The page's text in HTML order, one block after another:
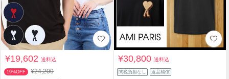
¥19,602送料込
19%OFF ¥24,200
¥30,800送料込
関税負担なし 返品補償